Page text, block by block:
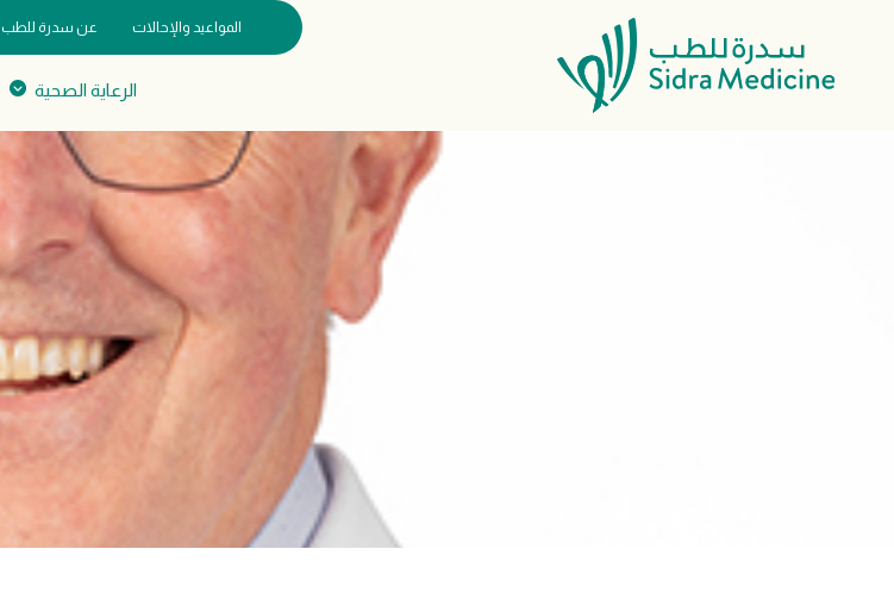
المواعيد والإحالات عن سدرة للطب
الرعاية الصحية